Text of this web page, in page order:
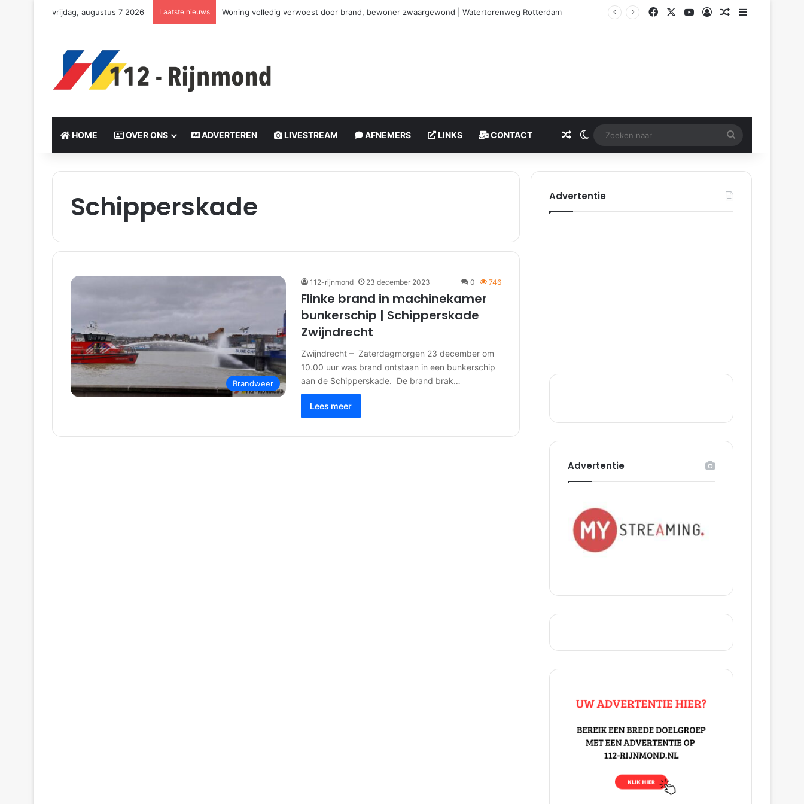
vrijdag, augustus 7 2026 Laatste nieuws Woning volledig verwoest door brand, bewoner zwaargewond | Watertorenweg Rotterdam Facebook
X YouTubeLog InGerelateerd artikel
Sidebar
HOME OVER ONS ADVERTEREN LIVESTREAM AFNEMERS LINKS CONTACT Gerelateerd artikel
Switch skin
Zoeken
naar
Schipperskade
Brandweer
112-rijnmond 23 december 2023 0 746
Flinke brand in machinekamer
bunkerschip | Schipperskade
Zwijndrecht
Zwijndrecht – Zaterdagmorgen 23 december om
10.00 uur was brand ontstaan in een bunkerschip
aan de Schipperskade. De brand brak…
Lees meer
Advertentie
Advertentie